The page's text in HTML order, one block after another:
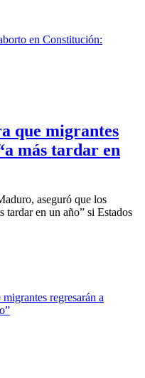
que migrantes
más tardar en
aseguró que los
tardar en un año” si Estados